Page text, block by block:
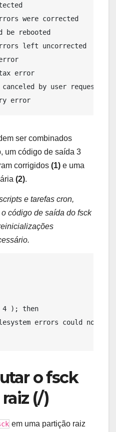
were corrected
be rebooted
left uncorrected
error
by user request
ser combinados
um código de saída 3
corrigidos (1) e uma
(2).
e tarefas cron,
código de saída do fsck
4 ); then
errors could not
o fsck
(/)
em uma partição raiz